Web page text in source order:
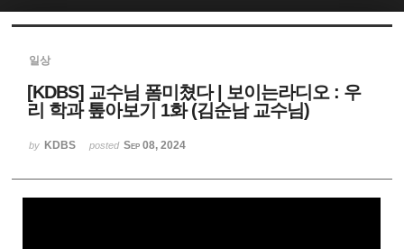
일상
[KDBS] 교수님 폼미쳤다 | 보이는라디오 : 우
리 학과 톺아보기 1화 (김순남 교수님)
by KDBS posted Sep 08, 2024
Sketchbook5, 스케치북5
Sketchbook5, 스케치북5